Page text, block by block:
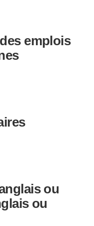
emplois
ou
ou